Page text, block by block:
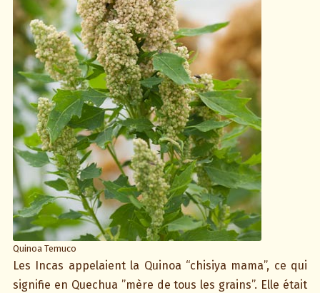
Quinoa Temuco
Les Incas appelaient la Quinoa “chisiya mama”, ce qui
signifie en Quechua ”mère de tous les grains”. Elle était